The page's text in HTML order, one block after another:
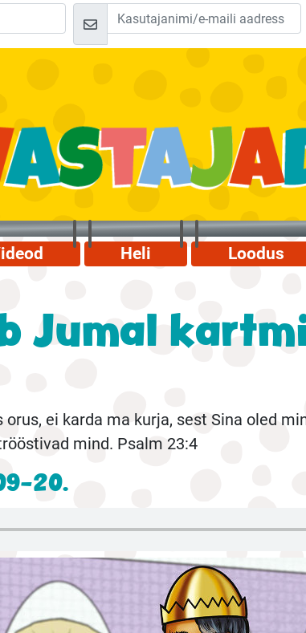
Heli Loodus
Jumal
ei karda ma kurja, sest Sina oled
mind. Psalm 23:4
20.